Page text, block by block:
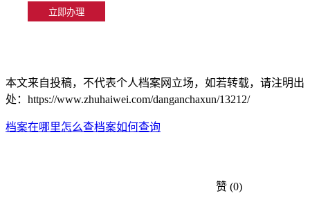
本文来自投稿，不代表个人档案网立场，如若转载，请注明出
处：https://www.zhuhaiwei.com/danganchaxun/13212/
档案在哪里怎么查档案如何查询
赞 (0)